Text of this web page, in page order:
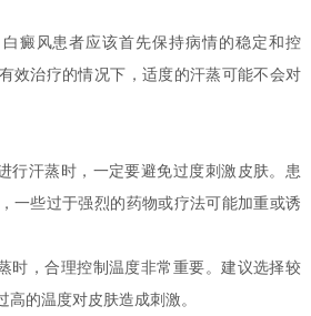
风患者应该首先保持病情的稳定和控
效治疗的情况下，适度的汗蒸可能不会对
汗蒸时，一定要避免过度刺激皮肤。患
一些过于强烈的药物或疗法可能加重或诱
，合理控制温度非常重要。建议选择较
的温度对皮肤造成刺激。